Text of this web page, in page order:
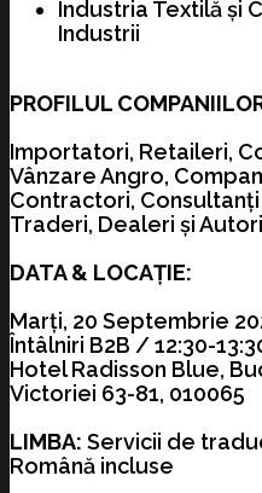
Industria Textilă și
Industrii
PROFILUL
Importatori, Retaileri,
Vânzare Angro,
Contractori, Consultanți
Traderi, Dealeri și
DATA & LOCAȚIE:
Marți, 20 Septembrie
Întâlniri B2B / 12:30-
Hotel Radisson Blue,
Victoriei 63-81, 010065
LIMBA: Servicii de
Română incluse